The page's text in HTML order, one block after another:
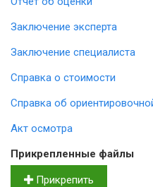
Заключение эксперта
Заключение специалиста
Справка о стоимости
Справка об
Акт осмотра
Прик­реп­лен­ные фай­лы
Прикрепить